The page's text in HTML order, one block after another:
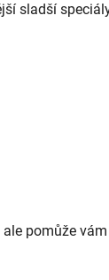
sladší
pomůže